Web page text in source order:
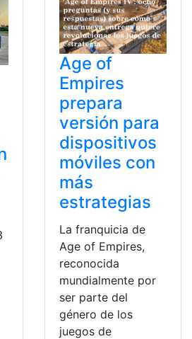
Age of
Empires
prepara
versión para
dispositivos
móviles con
más
estrategias
La franquicia de
Age of Empires,
reconocida
mundialmente por
ser parte del
género de los
juegos de